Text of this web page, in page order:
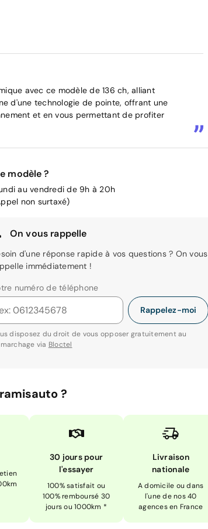
avec ce modèle de 136 ch, alliant
d'une technologie de pointe, offrant une
et en vous permettant de profiter
modèle ?
au vendredi de 9h à 20h
non surtaxé)
On vous rappelle
d'une réponse rapide à vos questions ? On vous
immédiatement !
numéro de téléphone
Rappelez-moi
disposez du droit de vous opposer gratuitement au
via Bloctel
?
30 jours pour
l'essayer
100% satisfait ou
100% remboursé 30
jours ou 1000km *
Livraison
nationale
A domicile ou dans
l'une de nos 40
agences en France